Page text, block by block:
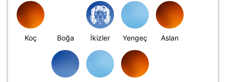
Koç Boğa İkizler Yengeç Aslan